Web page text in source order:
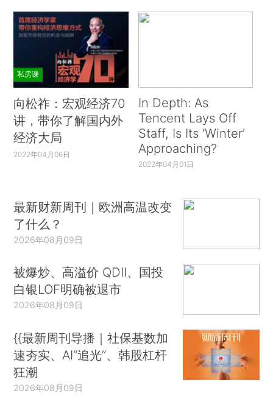
私房课
向松祚：宏观经济70
讲，带你了解国内外
经济大局
2022年04月06日
In Depth: As
Tencent Lays Off
Staff, Is Its ‘Winter’
Approaching?
2022年04月01日
最新财新周刊｜欧洲高温改变
了什么？
2026年08月09日
被爆炒、高溢价 QDII、国投
白银LOF明确被退市
2026年08月09日
{{最新周刊导播｜社保基数加
速夯实、AI“追光”、韩股杠杆
狂潮
2026年08月09日